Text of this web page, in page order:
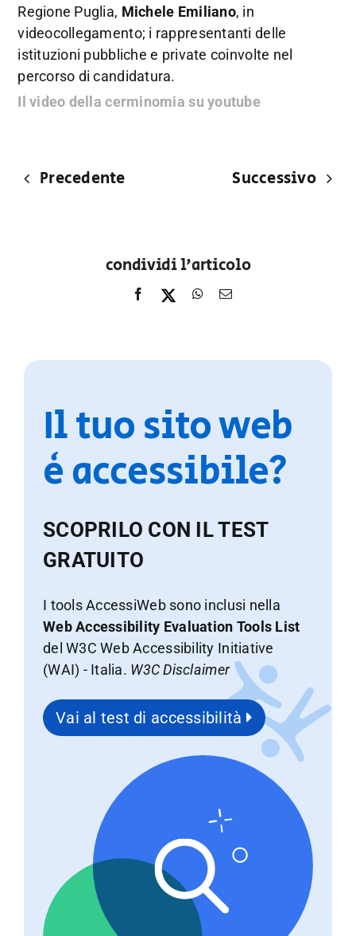
Regione Puglia, Michele Emiliano, in
videocollegamento; i rappresentanti delle
istituzioni pubbliche e private coinvolte nel
percorso di candidatura.
Il video della cerminomia su youtube
Precedente Successivo
condividi l'articolo
Il tuo sito web
è accessibile?
SCOPRILO CON IL TEST
GRATUITO
I tools AccessiWeb sono inclusi nella
Web Accessibility Evaluation Tools List
del W3C Web Accessibility Initiative
(WAI) - Italia. W3C Disclaimer
Vai al test di accessibilità